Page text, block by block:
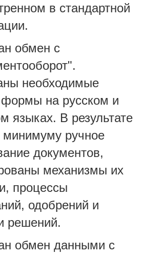
в стандартной
обмен с
необходимые
на русском и
языках. В результате
минимуму ручное
документов,
механизмы их
процессы
одобрений и
решений.
обмен данными с